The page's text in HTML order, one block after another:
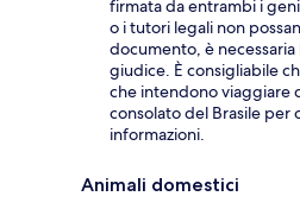
firmata da entrambi i
o i tutori legali non
documento, è
giudice. È consigliabile
che intendono viaggiare
consolato del Brasile
informazioni.
Animali domestici